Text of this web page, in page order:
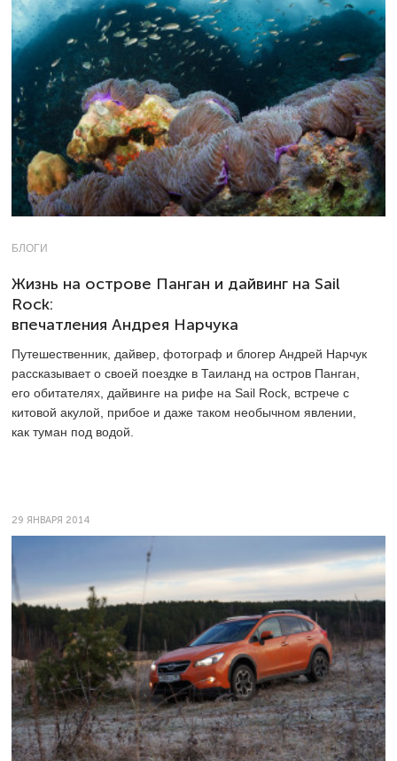
БЛОГИ
Жизнь на острове Панган и дайвинг на Sail
Rock:
впечатления Андрея Нарчука
Путешественник, дайвер, фотограф и блогер Андрей Нарчук
рассказывает о своей поездке в Таиланд на остров Панган,
его обитателях, дайвинге на рифе на Sail Rock, встрече с
китовой акулой, прибое и даже таком необычном явлении,
как туман под водой.
29 ЯНВАРЯ 2014